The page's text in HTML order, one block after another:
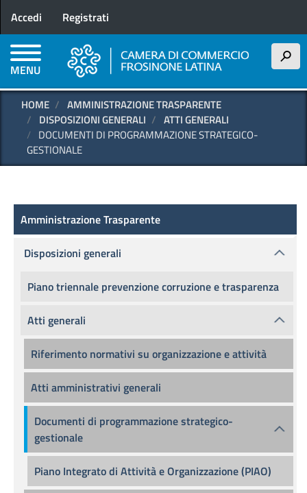
principale
Menu profilo utente
Accedi Registrati
MENU
h
HOME
AMMINISTRAZIONE TRASPARENTE
DISPOSIZIONI GENERALI
ATTI GENERALI
DOCUMENTI DI PROGRAMMAZIONE STRATEGICO-
GESTIONALE
Amministrazione Trasparente
Amministrazione Trasparente
Disposizioni generali
Piano triennale prevenzione corruzione e trasparenza
Atti generali
Riferimento normativi su organizzazione e attività
Atti amministrativi generali
Documenti di programmazione strategico-
gestionale
Piano Integrato di Attività e Organizzazione (PIAO)